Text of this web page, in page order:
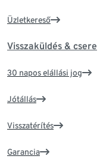
Üzletkereső
Visszaküldés & csere
30 napos elállási jog
Jótállás
Visszatérítés
Garancia